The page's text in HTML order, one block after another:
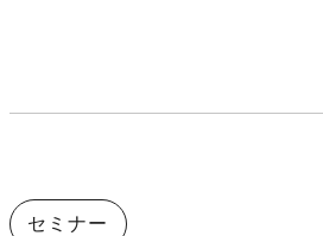
メンバー
セミナー